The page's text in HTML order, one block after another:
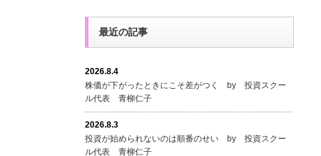
最近の記事
2026.8.4
株価が下がったときにこそ差がつく by 投資スクー
ル代表 青柳仁子
2026.8.3
投資が始められないのは順番のせい by 投資スクー
ル代表 青柳仁子